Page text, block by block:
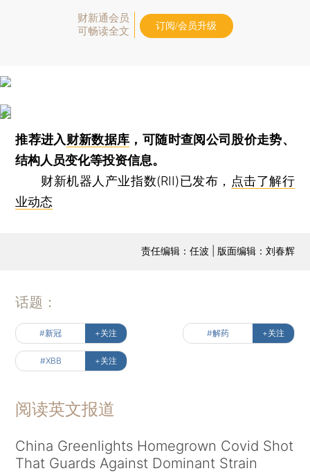
财新通会员
可畅读全文
订阅/会员升级
推荐进入财新数据库 ，可随时查阅公司股价走势、
结构人员变化等投资信息。
财新机器人产业指数(RII)已发布， 点击了解行
业动态
责任编辑：任波 | 版面编辑：刘春辉
话题：
#新冠 +关注 #解药 +关注
#XBB +关注
阅读英文报道
China Greenlights Homegrown Covid Shot
That Guards Against Dominant Strain